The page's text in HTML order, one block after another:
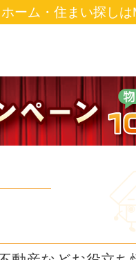
ホーム・住まい探し